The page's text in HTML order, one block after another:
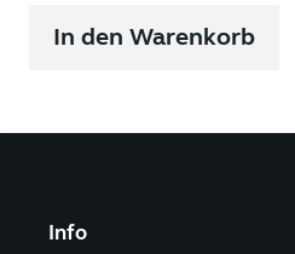
In den Warenkorb
Info